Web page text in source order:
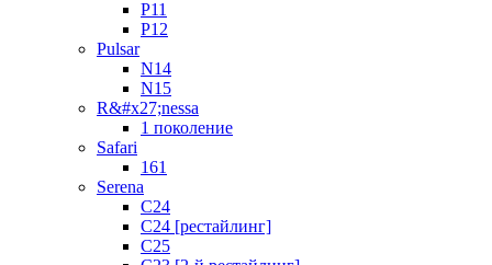
P11
P12
Pulsar
N14
N15
R&#x27;nessa
1 поколение
Safari
161
Serena
C24
C24 [рестайлинг]
C25